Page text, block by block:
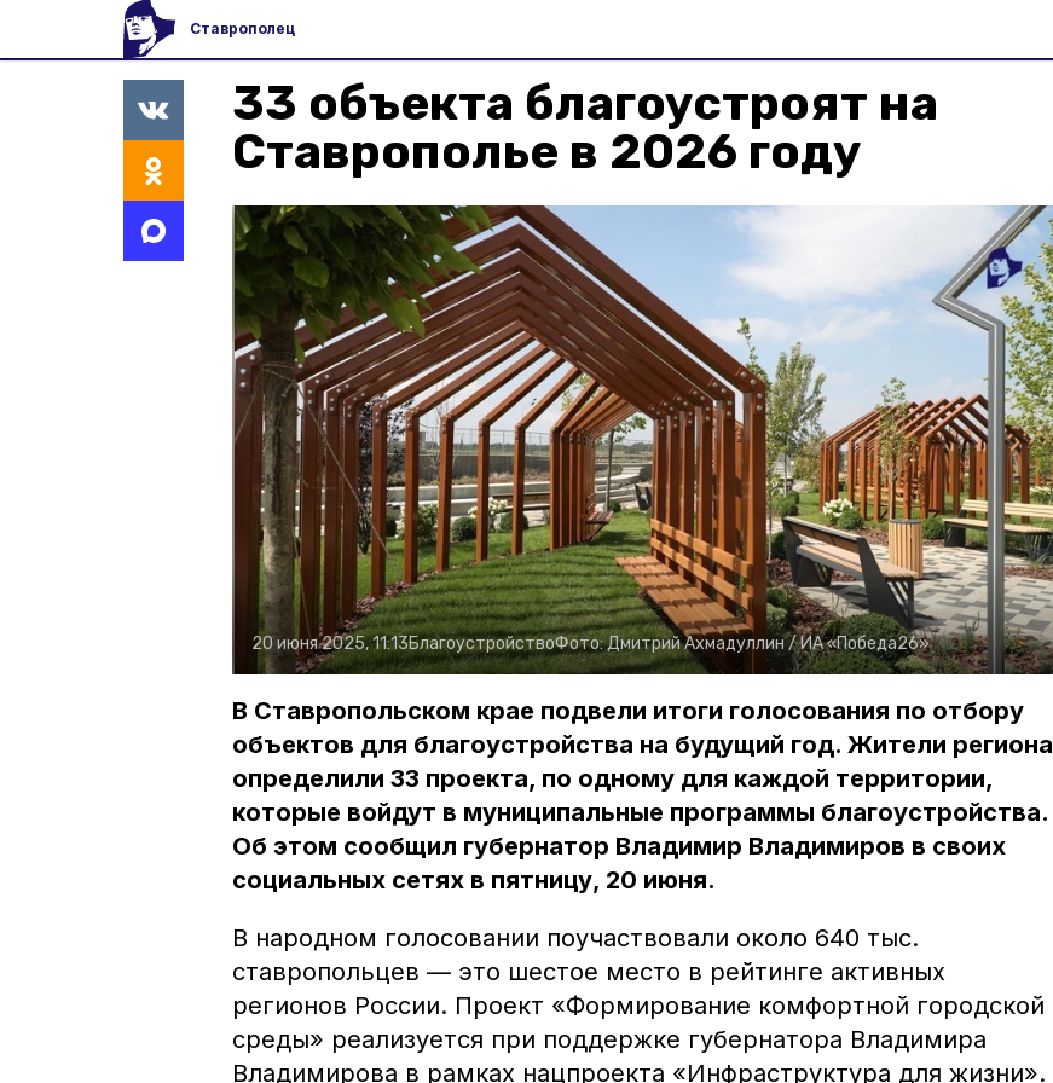
Ставрополец
33 объекта благоустроят на
Ставрополье в 2026 году
20 июня 2025, 11:13БлагоустройствоФото:Дмитрий Ахмадуллин /ИА «Победа26»
В Ставропольском крае подвели итоги голосования по отбору
объектов для благоустройства на будущий год. Жители региона
определили 33 проекта, по одному для каждой территории,
которые войдут в муниципальные программы благоустройства.
Об этом сообщил губернатор Владимир Владимиров в своих
социальных сетях в пятницу, 20 июня.
В народном голосовании поучаствовали около 640 тыс.
ставропольцев — это шестое место в рейтинге активных
регионов России. Проект «Формирование комфортной городской
среды» реализуется при поддержке губернатора Владимира
Владимирова в рамках нацпроекта «Инфраструктура для жизни».